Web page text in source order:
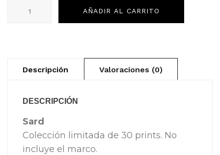
AÑADIR AL CARRITO
Descripción Valoraciones (0)
DESCRIPCIÓN
Sard
Colección limitada de 30 prints. No
incluye el marco.